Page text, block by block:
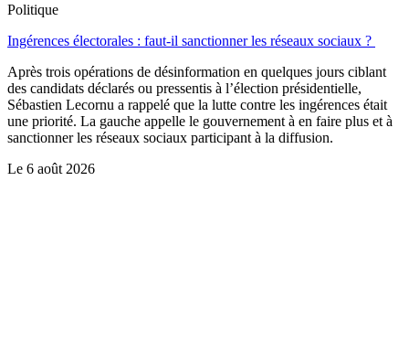
Politique
Ingérences électorales : faut-il sanctionner les réseaux sociaux ?
Après trois opérations de désinformation en quelques jours ciblant
des candidats déclarés ou pressentis à l’élection présidentielle,
Sébastien Lecornu a rappelé que la lutte contre les ingérences était
une priorité. La gauche appelle le gouvernement à en faire plus et à
sanctionner les réseaux sociaux participant à la diffusion.
Le 6 août 2026